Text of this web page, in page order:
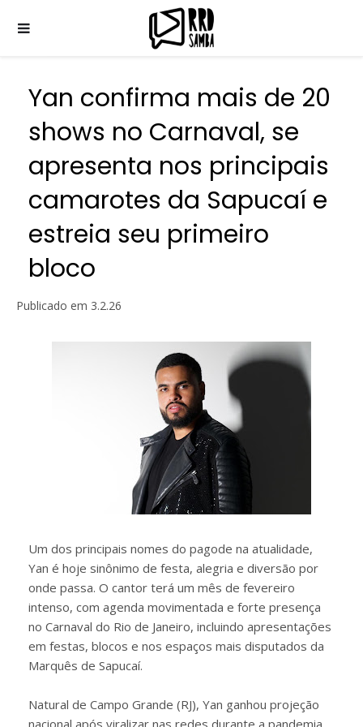
Yan confirma mais de 20
shows no Carnaval, se
apresenta nos principais
camarotes da Sapucaí e
estreia seu primeiro
bloco
Publicado em 3.2.26
Um dos principais nomes do pagode na atualidade,
Yan é hoje sinônimo de festa, alegria e diversão por
onde passa. O cantor terá um mês de fevereiro
intenso, com agenda movimentada e forte presença
no Carnaval do Rio de Janeiro, incluindo apresentações
em festas, blocos e nos espaços mais disputados da
Marquês de Sapucaí.
Natural de Campo Grande (RJ), Yan ganhou projeção
nacional após viralizar nas redes durante a pandemia.